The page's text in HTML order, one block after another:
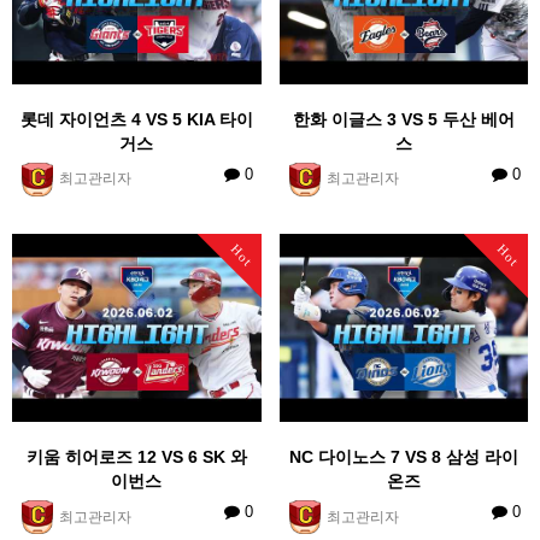
롯데 자이언츠 4 VS 5 KIA 타이
거스
최고관리자 0
한화 이글스 3 VS 5 두산 베어
스
최고관리자 0
Hot
키움 히어로즈 12 VS 6 SK 와
이번스
최고관리자 0
Hot
NC 다이노스 7 VS 8 삼성 라이
온즈
최고관리자 0